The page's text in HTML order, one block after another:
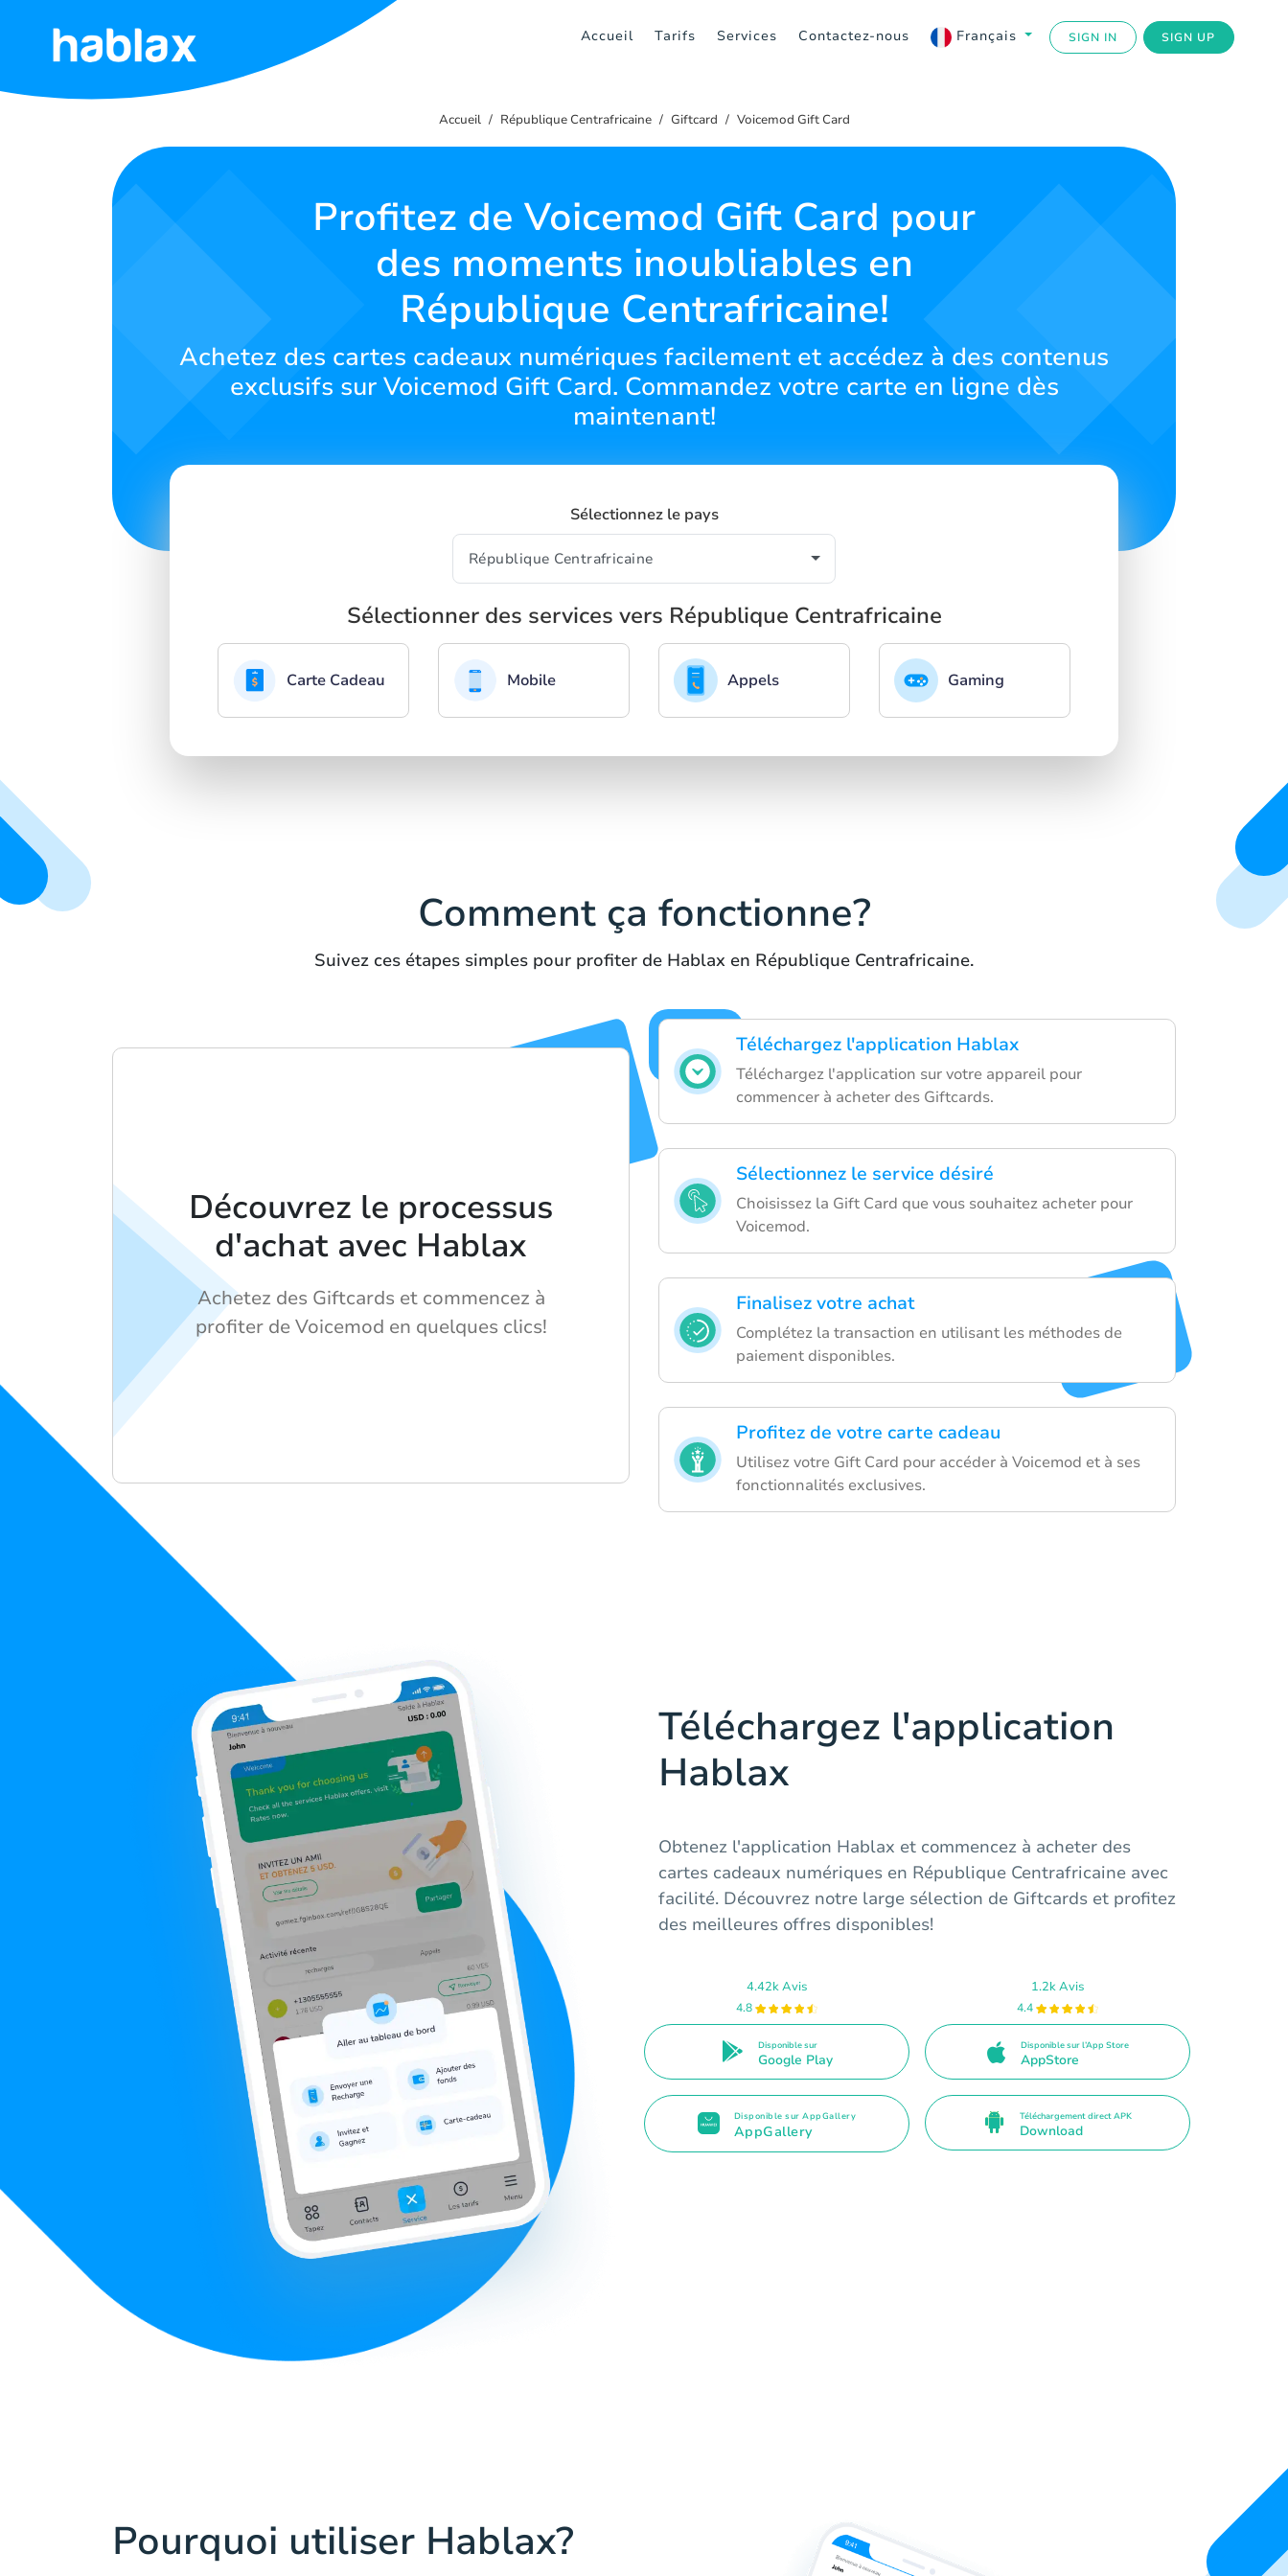
Accueil Tarifs Services Contactez-nous Français SIGN IN SIGN UP
Accueil
Accueil République Centrafricaine Giftcard Voicemod Gift Card
Profitez de Voicemod Gift Card pour
des moments inoubliables en
République Centrafricaine!
Achetez des cartes cadeaux numériques facilement et accédez à des contenus
exclusifs sur Voicemod Gift Card. Commandez votre carte en ligne dès
maintenant!
Sélectionnez le pays
Sélectionner des services vers République Centrafricaine
Carte Cadeau Mobile Appels Gaming
Comment ça fonctionne?
Suivez ces étapes simples pour profiter de Hablax en République Centrafricaine.
Téléchargez l'application Hablax
Téléchargez l'application sur votre appareil pour
commencer à acheter des Giftcards.
Sélectionnez le service désiré
Choisissez la Gift Card que vous souhaitez acheter pour
Voicemod.
Finalisez votre achat
Complétez la transaction en utilisant les méthodes de
paiement disponibles.
Profitez de votre carte cadeau
Utilisez votre Gift Card pour accéder à Voicemod et à ses
fonctionnalités exclusives.
Découvrez le processus
d'achat avec Hablax
Achetez des Giftcards et commencez à
profiter de Voicemod en quelques clics!
Téléchargez l'application
Hablax
Obtenez l'application Hablax et commencez à acheter des
cartes cadeaux numériques en République Centrafricaine avec
facilité. Découvrez notre large sélection de Giftcards et profitez
des meilleures offres disponibles!
4.42k Avis
4.8
Disponible sur
Google Play
1.2k Avis
4.4
Disponible sur l’App Store
AppStore
Disponible sur AppGallery
AppGallery
Téléchargement direct APK
Download
Pourquoi utiliser Hablax?